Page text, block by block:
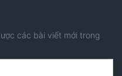
các bài viết mới trong